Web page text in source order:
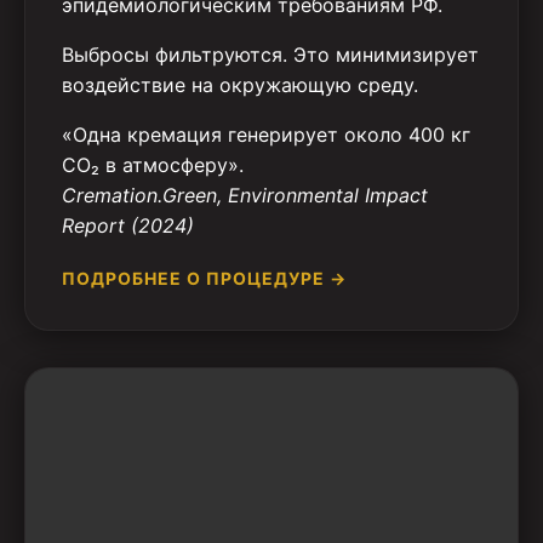
эпидемиологическим требованиям РФ.
Выбросы фильтруются. Это минимизирует
воздействие на окружающую среду.
«Одна кремация генерирует около 400 кг
CO₂ в атмосферу».
Cremation.Green, Environmental Impact
Report (2024)
ПОДРОБНЕЕ О ПРОЦЕДУРЕ →